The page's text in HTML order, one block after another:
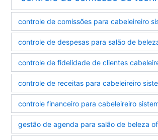
controle de comissões para cabeleireiro
controle de despesas para salão de
controle de fidelidade de clientes
controle de receitas para cabeleireiro
controle financeiro para cabeleireiro
gestão de agenda para salão de beleza